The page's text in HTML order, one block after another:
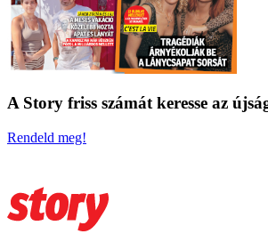
A Story friss számát keresse az
Rendeld meg!